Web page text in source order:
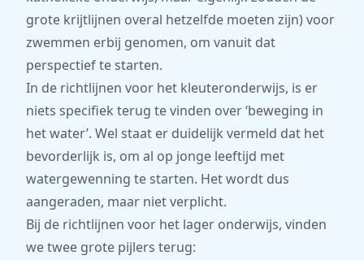
grote krijtlijnen overal hetzelfde moeten zijn) voor
zwemmen erbij genomen, om vanuit dat
perspectief te starten.
In de richtlijnen voor het kleuteronderwijs, is er
niets specifiek terug te vinden over ‘beweging in
het water’. Wel staat er duidelijk vermeld dat het
bevorderlijk is, om al op jonge leeftijd met
watergewenning te starten. Het wordt dus
aangeraden, maar niet verplicht.
Bij de richtlijnen voor het lager onderwijs, vinden
we twee grote pijlers terug: